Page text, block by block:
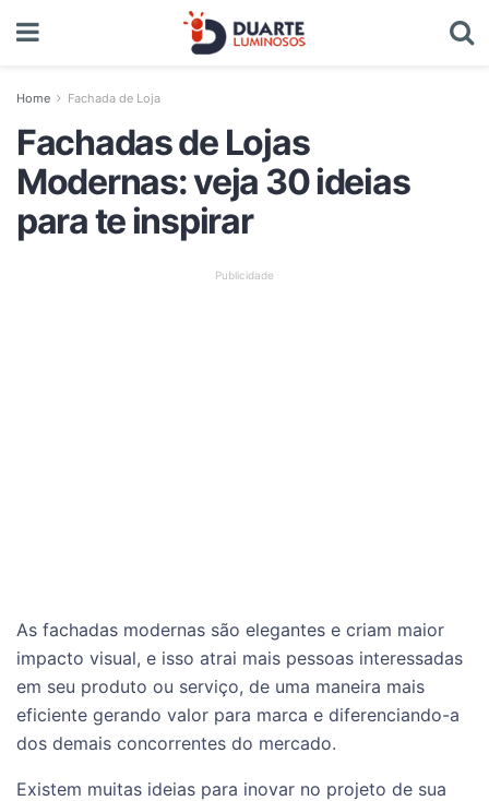
Home Fachada de Loja
Fachadas de Lojas
Modernas: veja 30 ideias
para te inspirar
As fachadas modernas são elegantes e criam maior
impacto visual, e isso atrai mais pessoas interessadas
em seu produto ou serviço, de uma maneira mais
eficiente gerando valor para marca e diferenciando-a
dos demais concorrentes do mercado.
Existem muitas ideias para inovar no projeto de sua